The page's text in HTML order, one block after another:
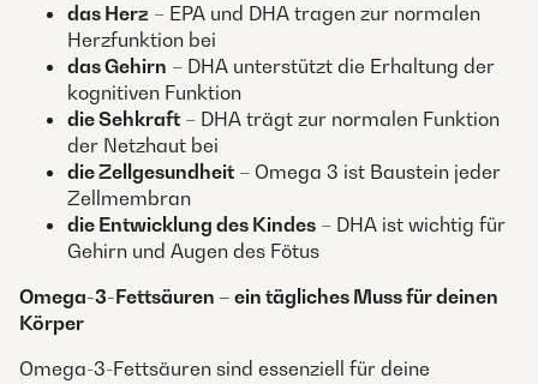
das Herz – EPA und DHA tragen zur normalen
Herzfunktion bei
das Gehirn – DHA unterstützt die Erhaltung der
kognitiven Funktion
die Sehkraft – DHA trägt zur normalen Funktion
der Netzhaut bei
die Zellgesundheit – Omega 3 ist Baustein jeder
Zellmembran
die Entwicklung des Kindes – DHA ist wichtig für
Gehirn und Augen des Fötus
Omega-3-Fettsäuren – ein tägliches Muss für deinen
Körper
Omega-3-Fettsäuren sind essenziell für deine